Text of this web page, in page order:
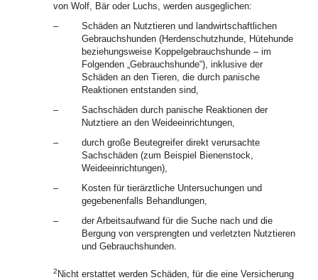
von Wolf, Bär oder Luchs, werden ausgeglichen:
–
Schäden an Nutztieren und landwirtschaftlichen
Gebrauchshunden (Herdenschutzhunde, Hütehunde
beziehungsweise Koppelgebrauchshunde – im
Folgenden „Gebrauchshunde“), inklusive der
Schäden an den Tieren, die durch panische
Reaktionen entstanden sind,
–
Sachschäden durch panische Reaktionen der
Nutztiere an den Weideeinrichtungen,
–
durch große Beutegreifer direkt verursachte
Sachschäden (zum Beispiel Bienenstock,
Weideeinrichtungen),
–
Kosten für tierärztliche Untersuchungen und
gegebenenfalls Behandlungen,
–
der Arbeitsaufwand für die Suche nach und die
Bergung von versprengten und verletzten Nutztieren
und Gebrauchshunden.
2 Nicht erstattet werden Schäden, für die eine Versicherung